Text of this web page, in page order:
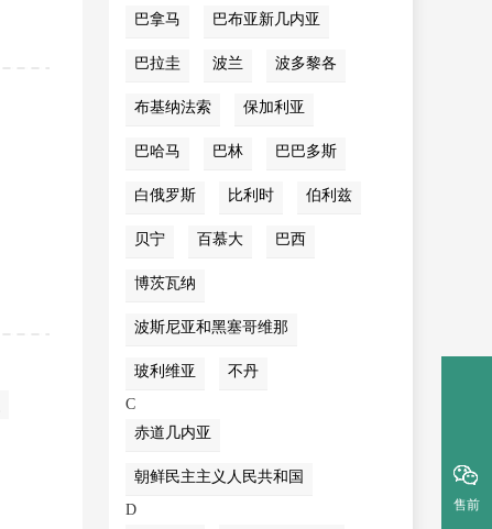
巴拿马 巴布亚新几内亚
巴拉圭 波兰 波多黎各
布基纳法索 保加利亚
巴哈马 巴林 巴巴多斯
白俄罗斯 比利时 伯利兹
贝宁 百慕大 巴西
博茨瓦纳
波斯尼亚和黑塞哥维那
玻利维亚
不丹
C
赤道几内亚
朝鲜民主主义人民共和国
D
售前